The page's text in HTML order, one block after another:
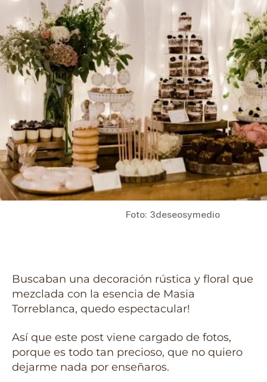
Foto: 3deseosymedio
Buscaban una decoración rústica y floral que
mezclada con la esencia de Masia
Torreblanca, quedo espectacular!
Así que este post viene cargado de fotos,
porque es todo tan precioso, que no quiero
dejarme nada por enseñaros.